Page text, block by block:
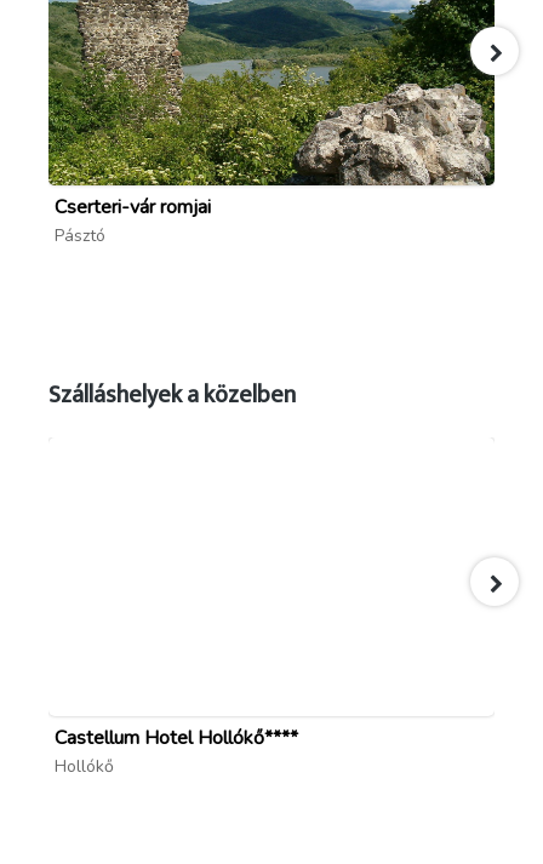
Cserteri-vár romjai
Pásztó
Szálláshelyek a közelben
Castellum Hotel Hollókő****
Hollókő